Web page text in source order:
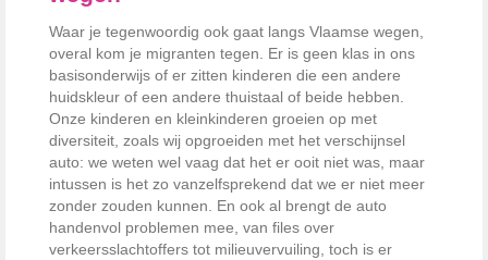
Waar je tegenwoordig ook gaat langs Vlaamse wegen,
overal kom je migranten tegen. Er is geen klas in ons
basisonderwijs of er zitten kinderen die een andere
huidskleur of een andere thuistaal of beide hebben.
Onze kinderen en kleinkinderen groeien op met
diversiteit, zoals wij opgroeiden met het verschijnsel
auto: we weten wel vaag dat het er ooit niet was, maar
intussen is het zo vanzelfsprekend dat we er niet meer
zonder zouden kunnen. En ook al brengt de auto
handenvol problemen mee, van files over
verkeersslachtoffers tot milieuvervuiling, toch is er